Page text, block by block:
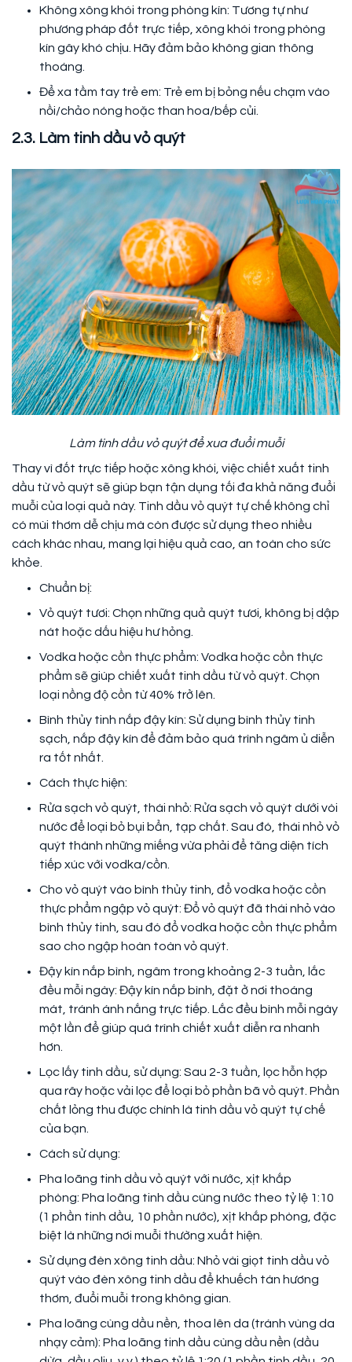
Không xông khói trong phòng kín: Tương tự như
phương pháp đốt trực tiếp, xông khói trong phòng
kín gây khó chịu. Hãy đảm bảo không gian thông
thoáng.
Để xa tầm tay trẻ em: Trẻ em bị bỏng nếu chạm vào
nồi/chảo nóng hoặc than hoa/bếp củi.
2.3. Làm tinh dầu vỏ quýt
Làm tinh dầu vỏ quýt để xua đuổi muỗi
Thay vì đốt trực tiếp hoặc xông khói, việc chiết xuất tinh
dầu từ vỏ quýt sẽ giúp bạn tận dụng tối đa khả năng đuổi
muỗi của loại quả này. Tinh dầu vỏ quýt tự chế không chỉ
có mùi thơm dễ chịu mà còn được sử dụng theo nhiều
cách khác nhau, mang lại hiệu quả cao, an toàn cho sức
khỏe.
Chuẩn bị:
Vỏ quýt tươi: Chọn những quả quýt tươi, không bị dập
nát hoặc dấu hiệu hư hỏng.
Vodka hoặc cồn thực phẩm: Vodka hoặc cồn thực
phẩm sẽ giúp chiết xuất tinh dầu từ vỏ quýt. Chọn
loại nồng độ cồn từ 40% trở lên.
Bình thủy tinh nắp đậy kín: Sử dụng bình thủy tinh
sạch, nắp đậy kín để đảm bảo quá trình ngâm ủ diễn
ra tốt nhất.
Cách thực hiện:
Rửa sạch vỏ quýt, thái nhỏ: Rửa sạch vỏ quýt dưới vòi
nước để loại bỏ bụi bẩn, tạp chất. Sau đó, thái nhỏ vỏ
quýt thành những miếng vừa phải để tăng diện tích
tiếp xúc với vodka/cồn.
Cho vỏ quýt vào bình thủy tinh, đổ vodka hoặc cồn
thực phẩm ngập vỏ quýt: Đổ vỏ quýt đã thái nhỏ vào
bình thủy tinh, sau đó đổ vodka hoặc cồn thực phẩm
sao cho ngập hoàn toàn vỏ quýt.
Đậy kín nắp bình, ngâm trong khoảng 2-3 tuần, lắc
đều mỗi ngày: Đậy kín nắp bình, đặt ở nơi thoáng
mát, tránh ánh nắng trực tiếp. Lắc đều bình mỗi ngày
một lần để giúp quá trình chiết xuất diễn ra nhanh
hơn.
Lọc lấy tinh dầu, sử dụng: Sau 2-3 tuần, lọc hỗn hợp
qua rây hoặc vải lọc để loại bỏ phần bã vỏ quýt. Phần
chất lỏng thu được chính là tinh dầu vỏ quýt tự chế
của bạn.
Cách sử dụng:
Pha loãng tinh dầu vỏ quýt với nước, xịt khắp
phòng: Pha loãng tinh dầu cùng nước theo tỷ lệ 1:10
(1 phần tinh dầu, 10 phần nước), xịt khắp phòng, đặc
biệt là những nơi muỗi thường xuất hiện.
Sử dụng đèn xông tinh dầu: Nhỏ vài giọt tinh dầu vỏ
quýt vào đèn xông tinh dầu để khuếch tán hương
thơm, đuổi muỗi trong không gian.
Pha loãng cùng dầu nền, thoa lên da (tránh vùng da
nhạy cảm): Pha loãng tinh dầu cùng dầu nền (dầu